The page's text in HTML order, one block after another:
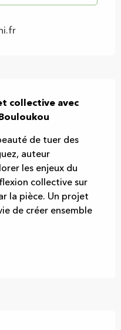
collective avec
de tuer des
auteur
les enjeux du
collective sur
la pièce. Un projet
de créer ensemble